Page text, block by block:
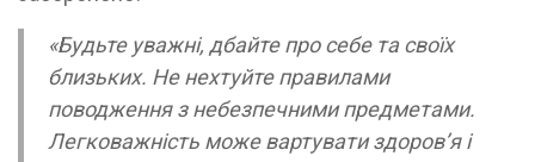
«Будьте уважні, дбайте про себе та своїх
близьких. Не нехтуйте правилами
поводження з небезпечними предметами.
Легковажність може вартувати здоров’я і